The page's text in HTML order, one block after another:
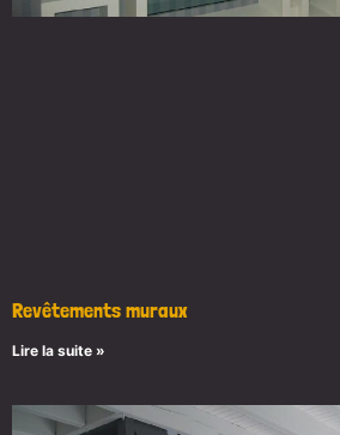
Revêtements muraux
Lire la suite »